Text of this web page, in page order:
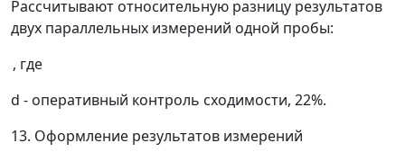
Рассчитывают относительную разницу результатов
двух параллельных измерений одной пробы:
, где
d - оперативный контроль сходимости, 22%.
13. Оформление результатов измерений